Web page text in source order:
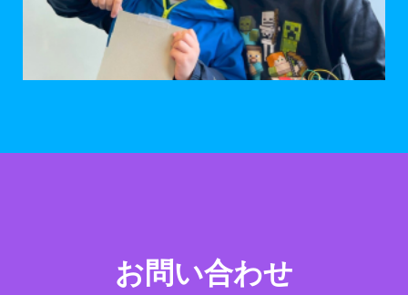
お問い合わせ